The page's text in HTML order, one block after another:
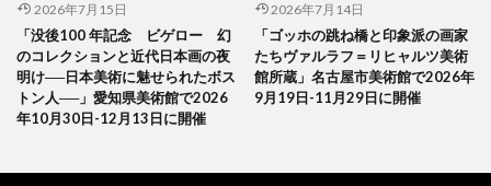
2026年7月15日
「没後100 年記念 ビゲロー 幻
のコレクションと近代日本画の夜
明け──日本美術に魅せられたボス
トン人──」愛知県美術館で2026
年10月30日-12月13日に開催
2026年7月14日
「ゴッホの跳ね橋と印象派の画家
たちヴァルラフ＝リヒャルツ美術
館所蔵」名古屋市美術館で2026年
9月19日-11月29日に開催